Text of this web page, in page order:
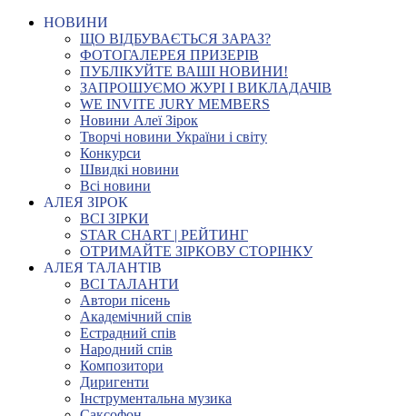
НОВИНИ
ЩО ВІДБУВАЄТЬСЯ ЗАРАЗ?
ФОТОГАЛЕРЕЯ ПРИЗЕРІВ
ПУБЛІКУЙТЕ ВАШІ НОВИНИ!
ЗАПРОШУЄМО ЖУРІ І ВИКЛАДАЧІВ
WE INVITE JURY MEMBERS
Новини Алеї Зірок
Творчі новини України і світу
Конкурси
Швидкі новини
Всі новини
АЛЕЯ ЗІРОК
ВСІ ЗІРКИ
STAR CHART | РЕЙТИНГ
ОТРИМАЙТЕ ЗІРКОВУ СТОРІНКУ
АЛЕЯ ТАЛАНТІВ
ВСІ ТАЛАНТИ
Автори пісень
Академічний спів
Естрадний спів
Народний спів
Композитори
Диригенти
Інструментальна музика